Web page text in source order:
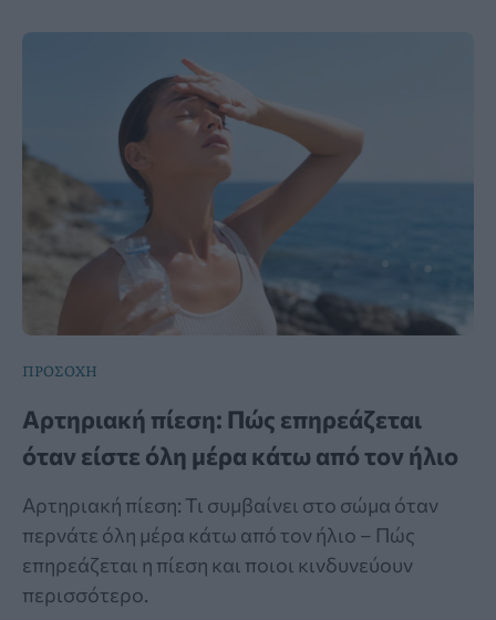
ΠΡΟΣΟΧΗ
Αρτηριακή πίεση: Πώς επηρεάζεται
όταν είστε όλη μέρα κάτω από τον ήλιο
Αρτηριακή πίεση: Τι συμβαίνει στο σώμα όταν
περνάτε όλη μέρα κάτω από τον ήλιο – Πώς
επηρεάζεται η πίεση και ποιοι κινδυνεύουν
περισσότερο.